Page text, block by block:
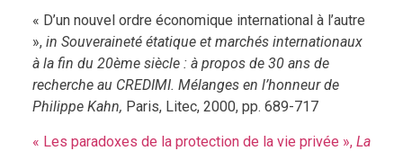
« D’un nouvel ordre économique international à l’autre
», in Souveraineté étatique et marchés internationaux
à la fin du 20ème siècle : à propos de 30 ans de
recherche au CREDIMI. Mélanges en l’honneur de
Philippe Kahn, Paris, Litec, 2000, pp. 689-717
« Les paradoxes de la protection de la vie privée », La